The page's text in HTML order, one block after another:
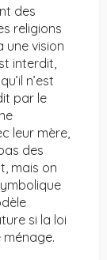
des
religions
une vision
interdit,
n’est
par le
leur mère,
des
mais on
si la loi